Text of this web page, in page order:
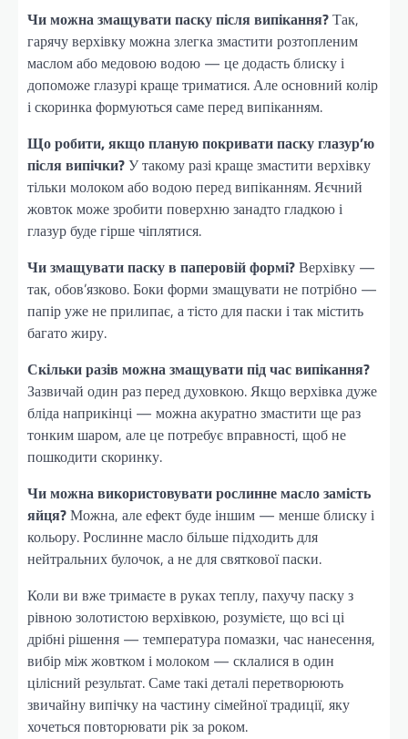
Чи можна змащувати паску після випікання?Так,
гарячу верхівку можна злегка змастити розтопленим
маслом або медовою водою — це додасть блиску і
допоможе глазурі краще триматися. Але основний колір
і скоринка формуються саме перед випіканням.
Що робити, якщо планую покривати паску глазур’ю
після випічки?У такому разі краще змастити верхівку
тільки молоком або водою перед випіканням. Яєчний
жовток може зробити поверхню занадто гладкою і
глазур буде гірше чіплятися.
Чи змащувати паску в паперовій формі?Верхівку —
так, обов’язково. Боки форми змащувати не потрібно —
папір уже не прилипає, а тісто для паски і так містить
багато жиру.
Скільки разів можна змащувати під час випікання?
Зазвичай один раз перед духовкою. Якщо верхівка дуже
бліда наприкінці — можна акуратно змастити ще раз
тонким шаром, але це потребує вправності, щоб не
пошкодити скоринку.
Чи можна використовувати рослинне масло замість
яйця?Можна, але ефект буде іншим — менше блиску і
кольору. Рослинне масло більше підходить для
нейтральних булочок, а не для святкової паски.
Коли ви вже тримаєте в руках теплу, пахучу паску з
рівною золотистою верхівкою, розумієте, що всі ці
дрібні рішення — температура помазки, час нанесення,
вибір між жовтком і молоком — склалися в один
цілісний результат. Саме такі деталі перетворюють
звичайну випічку на частину сімейної традиції, яку
хочеться повторювати рік за роком.